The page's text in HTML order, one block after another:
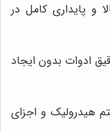
و پایداری کامل در
ادوات بدون ایجاد
هیدرولیک و اجزای